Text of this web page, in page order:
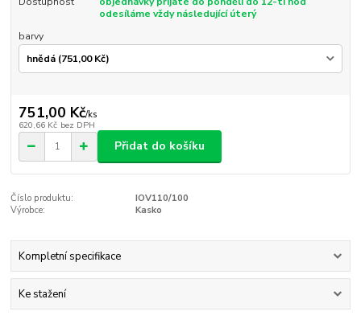
odesíláme vždy následující úterý
barvy
751,00 Kč/ks
620,66 Kč bez DPH
Přidat do košíku
Číslo produktu:
IOV110/100
Výrobce:
Kasko
Kompletní specifikace
Ke stažení